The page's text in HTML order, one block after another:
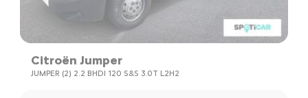
Citroën Jumper
JUMPER (2) 2.2 BHDI 120 S&S 3.0T L2H2